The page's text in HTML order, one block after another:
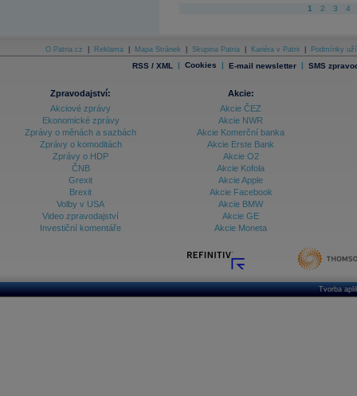
1 2 3 4
O Patria.cz Reklama Mapa Stránek Skupina Patria Kariéra v Patrii Podmínky
RSS / XML | Cookies | E-mail newsletter | SMS
Zpravodajství:
Akciové zprávy
Ekonomické zprávy
Zprávy o měnách a sazbách
Zprávy o komoditách
Zprávy o HDP
ČNB
Grexit
Brexit
Volby v USA
Video zpravodajství
Investiční komentáře
Akcie:
Akcie ČEZ
Akcie NWR
Akcie Komerční banka
Akcie Erste Bank
Akcie O2
Akcie Kofola
Akcie Apple
Akcie Facebook
Akcie BMW
Akcie GE
Akcie Moneta
Tvorba